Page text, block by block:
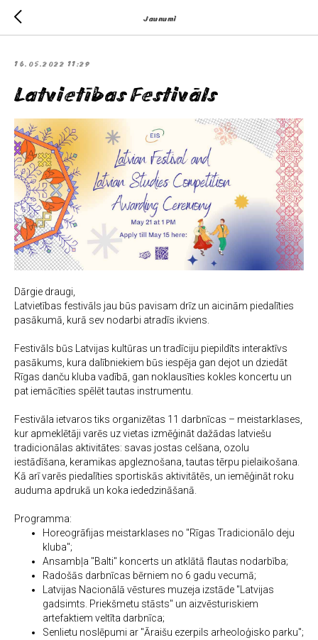
Jaunumi
16.05.2022 11:29
Latvietības Festivāls
Dārgie draugi,
Latvietības festivāls jau būs pavisam drīz un aicinām piedalīties
pasākumā, kurā sev nodarbi atradīs ikviens.
Festivāls būs Latvijas kultūras un tradīciju piepildīts interaktīvs
pasākums, kura dalībniekiem būs iespēja gan dejot un dziedāt
Rīgas danču kluba vadībā, gan noklausīties kokles koncertu un
pat iemācīties spēlēt tautas instrumentu.
Festivāla ietvaros tiks organizētas 11 darbnīcas – meistarklases,
kur apmeklētāji varēs uz vietas izmēģināt dažādas latviešu
tradicionālas aktivitātes: savas jostas celšana, ozolu
iestādīšana, keramikas apgleznošana, tautas tērpu pielaikošana.
Kā arī varēs piedalīties sportiskās aktivitātēs, un iemēģināt roku
auduma apdrukā un koka iededzināšanā.
Programma:
Horeogrāfijas meistarklases no "Rīgas Tradicionālo deju
kluba";
Ansambļa "Balti" koncerts un atklātā flautas nodarbība;
Radošās darbnīcas bērniem no 6 gadu vecumā;
Latvijas Nacionālā vēstures muzeja izstāde "Latvijas
gadsimts. Priekšmetu stāsts" un aizvēsturiskiem
artefaktiem veltīta darbnīca;
Senlietu noslēpumi ar "Āraišu ezerpils arheoloģisko parku";